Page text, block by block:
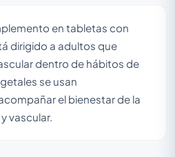
en tabletas con
dirigido a adultos que
dentro de hábitos de
se usan
el bienestar de la
vascular.